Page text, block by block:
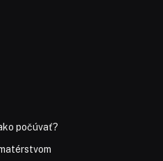
počúvať?